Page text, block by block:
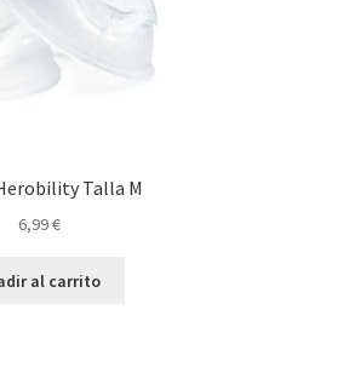
Talla M
6,99€
al carrito